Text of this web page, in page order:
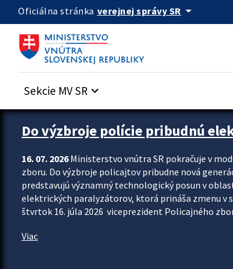
Preskocit na hlavný obsah
Oficiálna stránka verejnej správy SR arrow_drop_down
Sekcie MV SR keyboard_arrow_down
Zastavit automatický posun upútavok
Do výzbroje polície pribudnú
16. 07. 2026Ministerstvo vnútra SR pokračuje v
zboru. Do výzbroje policajtov pribudne nová
predstavujú významný technologický posun v
elektrických paralyzátorov, ktorá prináša zmenu v
štvrtok 16. júla 2026 viceprezident Policajného
Viac